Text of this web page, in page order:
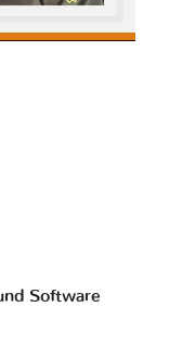
Software